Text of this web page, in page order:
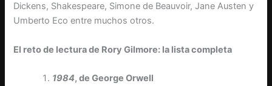
Dickens, Shakespeare, Simone de Beauvoir, Jane Austen y
Umberto Eco entre muchos otros.
El reto de lectura de Rory Gilmore: la lista completa
1984, de George Orwell